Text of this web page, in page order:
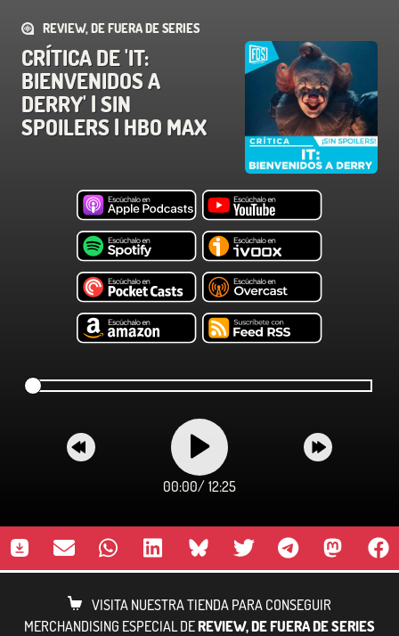
REVIEW, DE FUERA DE SERIES
CRÍTICA DE 'IT:
BIENVENIDOS A
DERRY' | SIN
SPOILERS | HBO MAX
00:00/ 12:25
VISITA NUESTRA TIENDA PARA CONSEGUIR
MERCHANDISING ESPECIAL DEREVIEW, DE FUERA DE SERIES